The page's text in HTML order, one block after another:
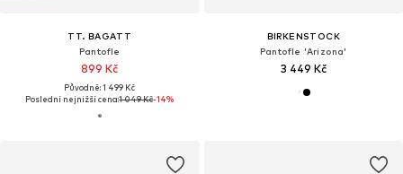
TT. BAGATT
Pantofle
899 Kč
Původně: 1 499 Kč
Poslední nejnižší cena:1 049 Kč-14%
BIRKENSTOCK
Pantofle 'Arizona'
3 449 Kč